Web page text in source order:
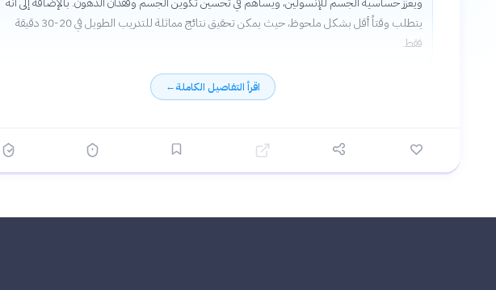
يتطلب وقتاً أقل بشكل ملحوظ، حيث يمكن تحقيق نتائج مماثلة للتدريب الطويل في 20-30 دقيقة
فقط.
اقرأ التفاصيل الكاملة←